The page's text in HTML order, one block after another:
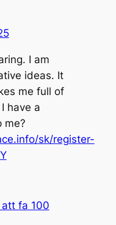
I am
ideas. It
me full of
have a
me?
sk/register-
fa 100